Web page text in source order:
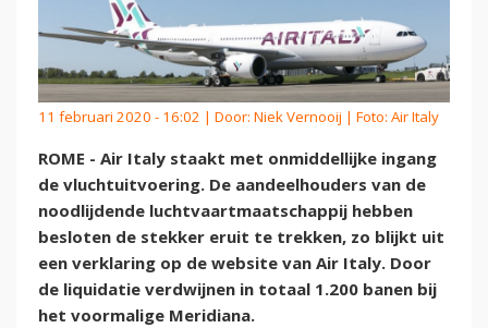
11 februari 2020 - 16:02 | Door: Niek Vernooij | Foto: Air Italy
ROME - Air Italy staakt met onmiddellijke ingang
de vluchtuitvoering. De aandeelhouders van de
noodlijdende luchtvaartmaatschappij hebben
besloten de stekker eruit te trekken, zo blijkt uit
een verklaring op de website van Air Italy. Door
de liquidatie verdwijnen in totaal 1.200 banen bij
het voormalige Meridiana.